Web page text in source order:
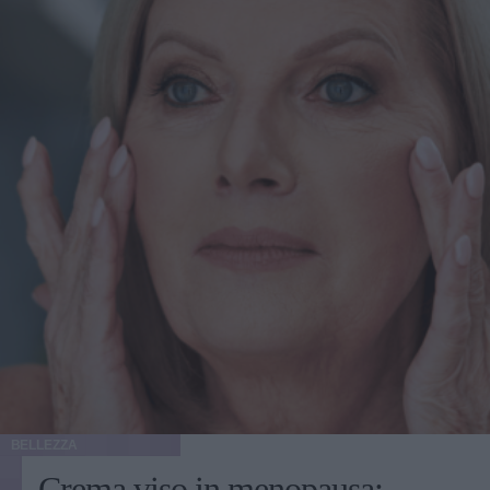
massimizzare i risultati con trattamenti mirati". La perdita
di peso significativa, inoltre, consente a molti pazienti di
accedere a interventi estetici che prima non erano possibili:
"Dopo una perdita di peso importante, i pazienti diventano
potenziali candidati per interventi chirurgici. Questo
un’addominoplastica o risultati migliorati con liposuzione e
rassodamento cutaneo". Cos’è un Ozempic Makeover?
Oltre a Ozempic, esistono altri farmaci GLP-1 usati per la
perdita di peso, e i trattamenti inclusi nell’Ozempic
Makeover sono indicati per chiunque abbia perso peso
rapidamente, sia tramite farmaci, interventi chirurgici, dieta